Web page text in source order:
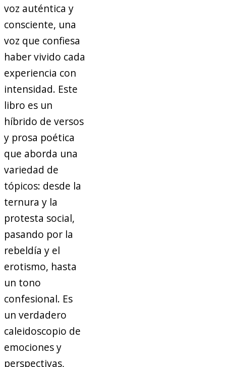
voz auténtica y
consciente, una
voz que confiesa
haber vivido cada
experiencia con
intensidad. Este
libro es un
híbrido de versos
y prosa poética
que aborda una
variedad de
tópicos: desde la
ternura y la
protesta social,
pasando por la
rebeldía y el
erotismo, hasta
un tono
confesional. Es
un verdadero
caleidoscopio de
emociones y
perspectivas,